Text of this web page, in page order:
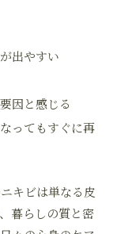
出やすい
因と感じる
ってもすぐに再
キビは単なる皮
暮らしの質と密